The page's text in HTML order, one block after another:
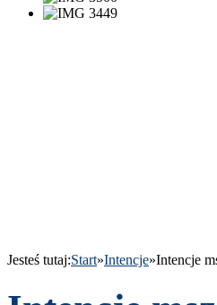
Jesteś tutaj:Start»Intencje»Intencje